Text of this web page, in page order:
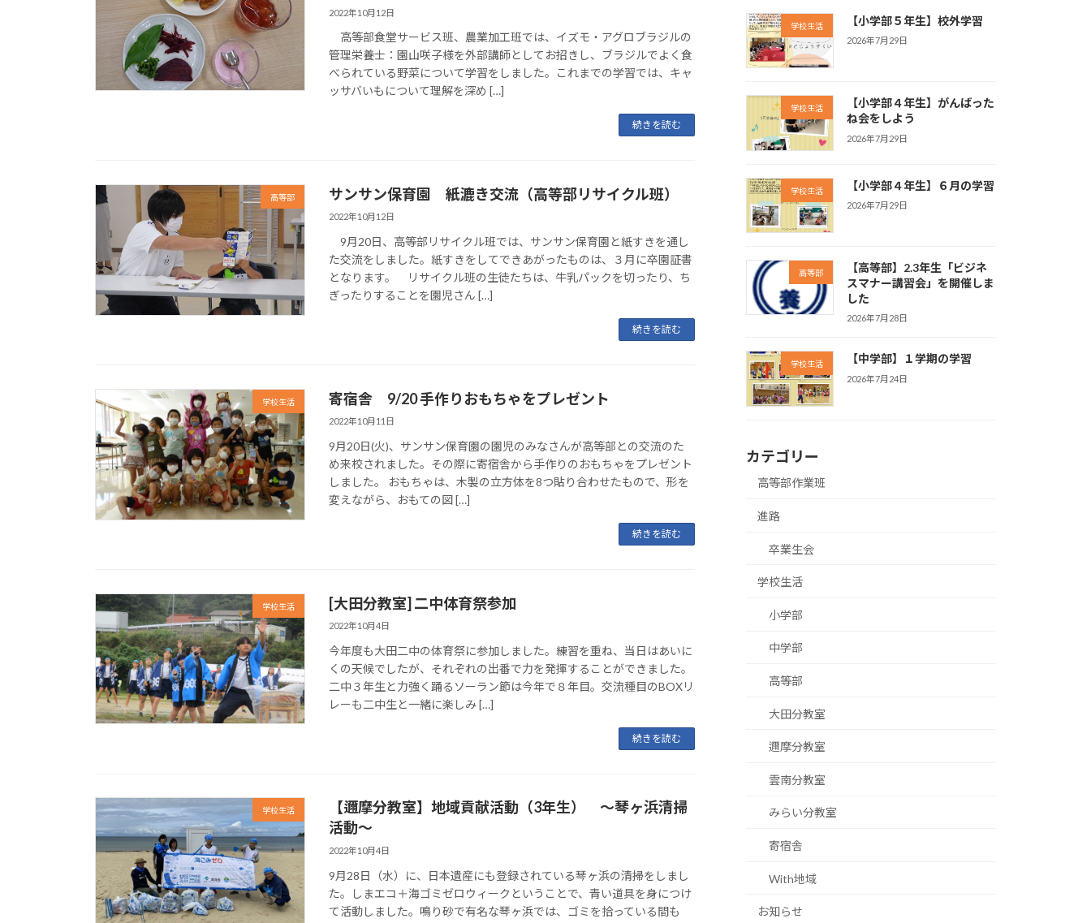
2022年10月12日
高等部食堂サービス班、農業加工班では、イズモ・アグロブラジルの
管理栄養士：園山咲子様を外部講師としてお招きし、ブラジルでよく食
べられている野菜について学習をしました。これまでの学習では、キャ
ッサバいもについて理解を深め […]
続きを読む
高等部 サンサン保育園 紙漉き交流（高等部リサイクル班）
2022年10月12日
9月20日、高等部リサイクル班では、サンサン保育園と紙すきを通し
た交流をしました。紙すきをしてできあがったものは、３月に卒園証書
となります。 リサイクル班の生徒たちは、牛乳パックを切ったり、ち
ぎったりすることを園児さん […]
続きを読む
学校生活 寄宿舎 9/20 手作りおもちゃをプレゼント
2022年10月11日
9月20日(火)、サンサン保育園の園児のみなさんが高等部との交流のた
め来校されました。その際に寄宿舎から手作りのおもちゃをプレゼント
しました。 おもちゃは、木製の立方体を8つ貼り合わせたもので、形を
変えながら、おもての図 […]
続きを読む
学校生活 [大田分教室] 二中体育祭参加
2022年10月4日
今年度も大田二中の体育祭に参加しました。練習を重ね、当日はあいに
くの天候でしたが、それぞれの出番で力を発揮することができました。
二中３年生と力強く踊るソーラン節は今年で８年目。交流種目のBOXリ
レーも二中生と一緒に楽しみ […]
続きを読む
学校生活
【邇摩分教室】地域貢献活動（3年生） ～琴ヶ浜清掃
活動～
2022年10月4日
9月28日（水）に、日本遺産にも登録されている琴ヶ浜の清掃をしまし
た。しまエコ＋海ゴミゼロウィークということで、青い道具を身につけ
て活動しました。鳴り砂で有名な琴ヶ浜では、ゴミを拾っている間も
学校生活 【小学部５年生】校外学習
2026年7月29日
学校生活
【小学部４年生】がんばった
ね会をしよう
2026年7月29日
学校生活 【小学部４年生】６月の学習
2026年7月29日
高等部
【高等部】2.3年生「ビジネ
スマナー講習会」を開催しま
した
2026年7月28日
学校生活 【中学部】１学期の学習
2026年7月24日
カテゴリー
高等部作業班
進路
卒業生会
学校生活
小学部
中学部
高等部
大田分教室
邇摩分教室
雲南分教室
みらい分教室
寄宿舎
With地域
お知らせ